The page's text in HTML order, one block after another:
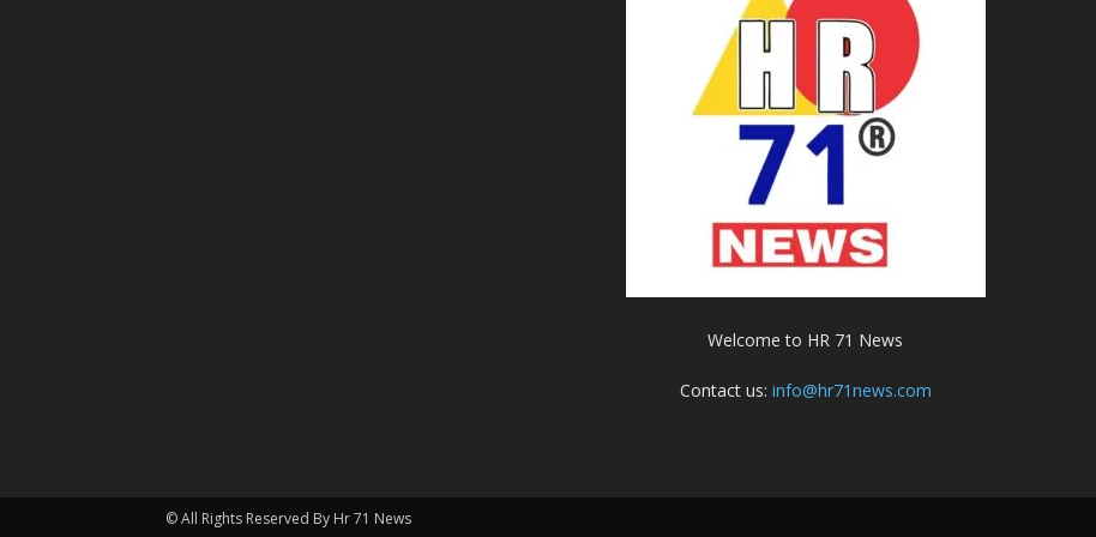
Welcome to HR 71 News
Contact us: info@hr71news.com
© All Rights Reserved By Hr 71 News